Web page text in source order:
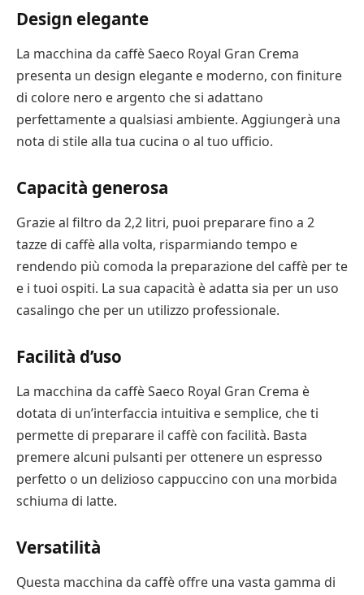
Design elegante
La macchina da caffè Saeco Royal Gran Crema
presenta un design elegante e moderno, con finiture
di colore nero e argento che si adattano
perfettamente a qualsiasi ambiente. Aggiungerà una
nota di stile alla tua cucina o al tuo ufficio.
Capacità generosa
Grazie al filtro da 2,2 litri, puoi preparare fino a 2
tazze di caffè alla volta, risparmiando tempo e
rendendo più comoda la preparazione del caffè per te
e i tuoi ospiti. La sua capacità è adatta sia per un uso
casalingo che per un utilizzo professionale.
Facilità d’uso
La macchina da caffè Saeco Royal Gran Crema è
dotata di un’interfaccia intuitiva e semplice, che ti
permette di preparare il caffè con facilità. Basta
premere alcuni pulsanti per ottenere un espresso
perfetto o un delizioso cappuccino con una morbida
schiuma di latte.
Versatilità
Questa macchina da caffè offre una vasta gamma di